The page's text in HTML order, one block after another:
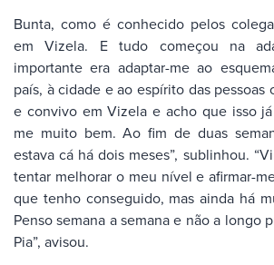
Bunta, como é conhecido pelos
em Vizela. E tudo começou na
importante era adaptar-me ao
país, à cidade e ao espírito das pessoas
e convivo em Vizela e acho que isso
me muito bem. Ao fim de duas
estava cá há dois meses”, sublinhou.
tentar melhorar o meu nível e afirmar-
que tenho conseguido, mas ainda há
Penso semana a semana e não a longo
Pia”, avisou.